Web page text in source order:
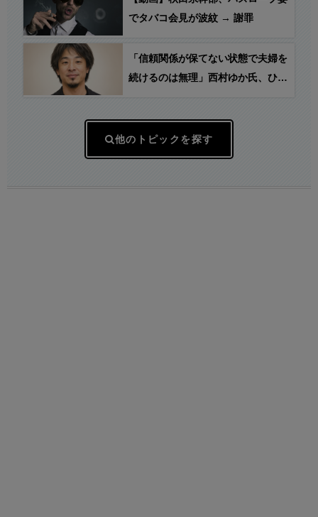
でタバコ会見が波紋 → 謝罪
「信頼関係が保てない状態で夫婦を
続けるのは無理」西村ゆか氏、ひろ
他のトピックを探す